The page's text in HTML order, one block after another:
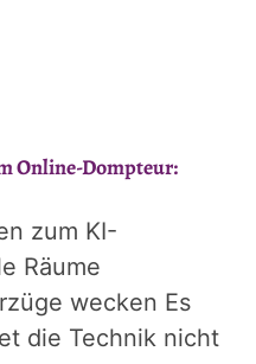
Online-Dompteur:
zum KI-
Räume
wecken Es
die Technik nicht